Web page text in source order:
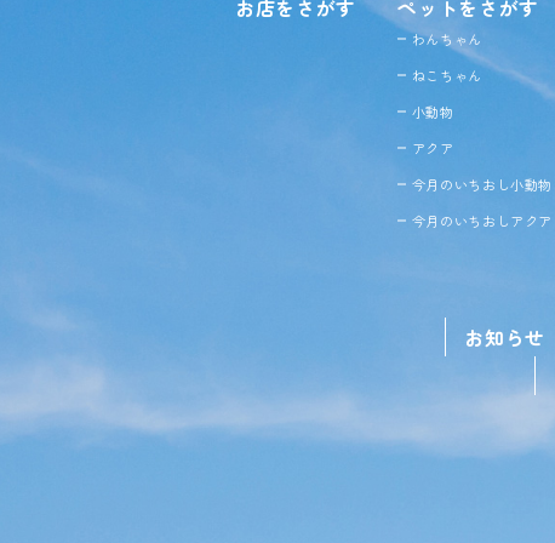
お店をさがす ペットをさがす
わんちゃん
ねこちゃん
小動物
アクア
今月のいちおし小動物
今月のいちおしアクア
お知らせ